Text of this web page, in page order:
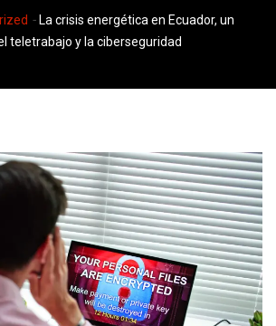
- La crisis energética en Ecuador, un
teletrabajo y la ciberseguridad